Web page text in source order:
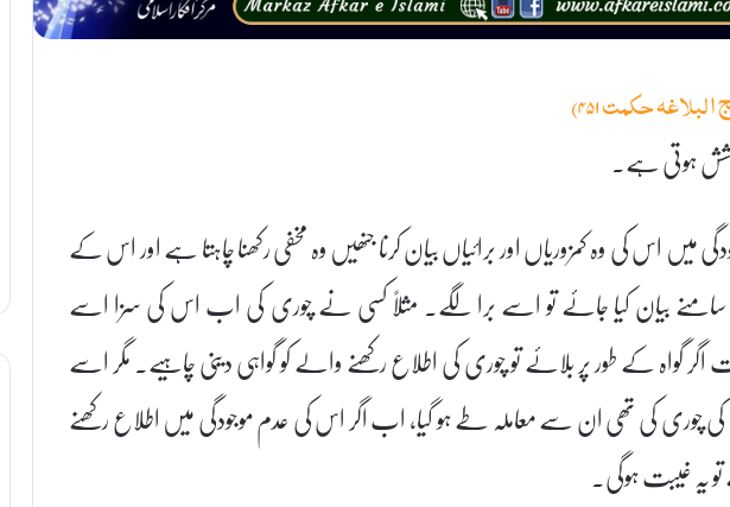
حکمت ۴۵۱)
ہوتی ہے۔
میں اس کی وہ کمزوریاں اور برائیاں بیان کرنا جنھیں وہ مخفی رکھنا چاہتا ہے اور اس کے
بیان کیا جائے تو اسے برا لگے۔ مثلاً کسی نے چوری کی اب اس کی سزا اسے
گواہ کے طور پر بلائے تو چوری کی اطلاع رکھنے والے کو گواہی دینی چاہیے۔ مگر اسے
چوری کی تھی ان سے معاملہ طے ہو گیا، اب اگر اس کی عدم موجودگی میں اطلاع رکھنے
تو یہ غیبت ہوگی۔